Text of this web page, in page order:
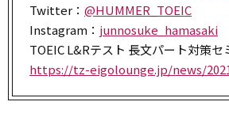
Twitter： @HUMMER_TOEIC
Instagram： junnosuke_hamasaki
TOEIC L&Rテスト 長文パート対策セ
https://tz-eigolounge.jp/news/